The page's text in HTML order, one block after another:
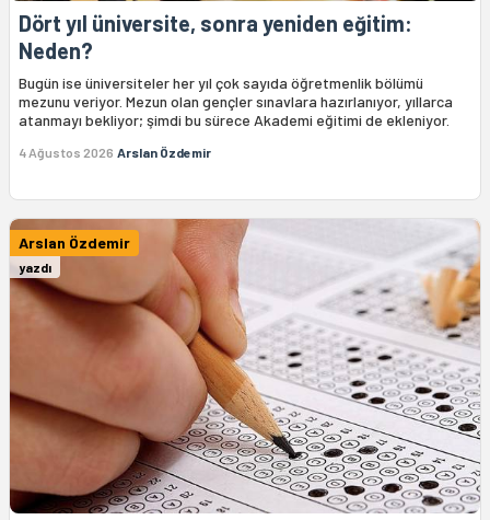
Dört yıl üniversite, sonra yeniden eğitim:
Neden?
Bugün ise üniversiteler her yıl çok sayıda öğretmenlik bölümü
mezunu veriyor. Mezun olan gençler sınavlara hazırlanıyor, yıllarca
atanmayı bekliyor; şimdi bu sürece Akademi eğitimi de ekleniyor.
4 Ağustos 2026 Arslan Özdemir
Arslan Özdemir
yazdı